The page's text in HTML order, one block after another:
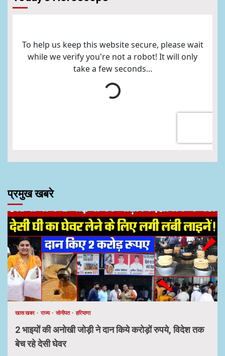
प्रमुख खबरे
खास खबर राज्य सोनीपत हरियाणा
2 भाइयों की अनोखी जोड़ी ने दान किये करोड़ों रुपये, विदेश तक
बेच रहे देसी घेवर